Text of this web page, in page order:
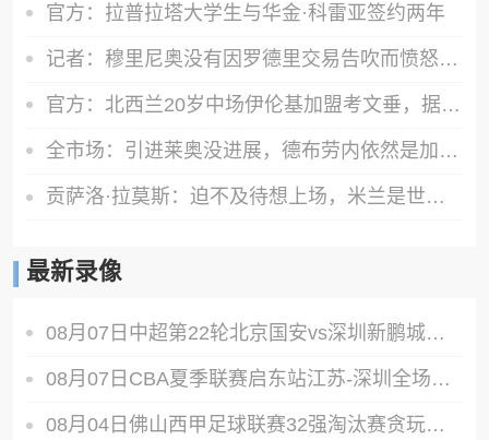
官方：拉普拉塔大学生与华金·科雷亚签约两年
记者：穆里尼奥没有因罗德里交易告吹而愤怒，他完全信任现有球员
官方：北西兰20岁中场伊伦基加盟考文垂，据悉转会费3000万欧
全市场：引进莱奥没进展，德布劳内依然是加拉塔萨雷的引援目标
贡萨洛·拉莫斯：迫不及待想上场，米兰是世上最伟大的俱乐部之一
最新录像
08月07日中超第22轮北京国安vs深圳新鹏城全场录像
08月07日CBA夏季联赛启东站江苏-深圳全场录像
08月04日佛山西甲足球联赛32强淘汰赛贪玩游戏VS美的薪火全场录像